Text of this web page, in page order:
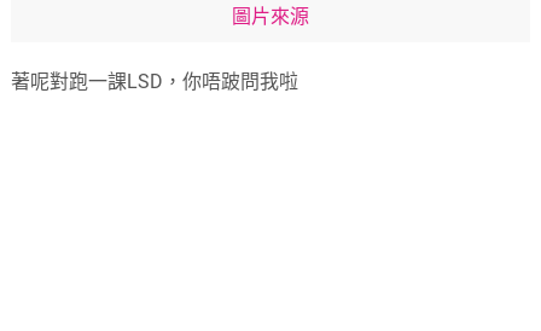
圖片來源
著呢對跑一課LSD，你唔跛問我啦